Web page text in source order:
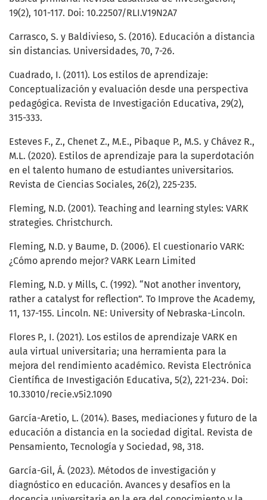
19(2), 101-117. Doi: 10.22507/RLI.V19N2A7
Carrasco, S. y Baldivieso, S. (2016). Educación a distancia
sin distancias. Universidades, 70, 7-26.
Cuadrado, I. (2011). Los estilos de aprendizaje:
Conceptualización y evaluación desde una perspectiva
pedagógica. Revista de Investigación Educativa, 29(2),
315-333.
Esteves F., Z., Chenet Z., M.E., Pibaque P., M.S. y Chávez R.,
M.L. (2020). Estilos de aprendizaje para la superdotación
en el talento humano de estudiantes universitarios.
Revista de Ciencias Sociales, 26(2), 225-235.
Fleming, N.D. (2001). Teaching and learning styles: VARK
strategies. Christchurch.
Fleming, N.D. y Baume, D. (2006). El cuestionario VARK:
¿Cómo aprendo mejor? VARK Learn Limited
Fleming, N.D. y Mills, C. (1992). “Not another inventory,
rather a catalyst for reflection”. To Improve the Academy,
11, 137-155. Lincoln. NE: University of Nebraska-Lincoln.
Flores P., I. (2021). Los estilos de aprendizaje VARK en
aula virtual universitaria; una herramienta para la
mejora del rendimiento académico. Revista Electrónica
Científica de Investigación Educativa, 5(2), 221-234. Doi:
10.33010/recie.v5i2.1090
García-Aretio, L. (2014). Bases, mediaciones y futuro de la
educación a distancia en la sociedad digital. Revista de
Pensamiento, Tecnología y Sociedad, 98, 318.
García-Gil, Á. (2023). Métodos de investigación y
diagnóstico en educación. Avances y desafíos en la